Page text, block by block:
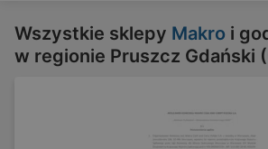
Wszystkie sklepy Makro i
w regionie Pruszcz Gdański